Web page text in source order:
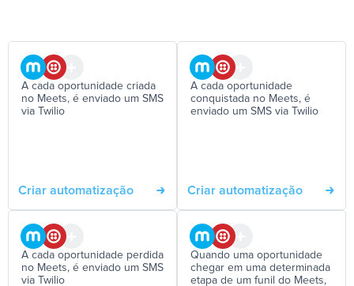
A cada oportunidade criada
no Meets, é enviado um SMS
via Twilio
Criar automatização
A cada oportunidade
conquistada no Meets, é
enviado um SMS via Twilio
Criar automatização
A cada oportunidade perdida
no Meets, é enviado um SMS
via Twilio
Quando uma oportunidade
chegar em uma determinada
etapa de um funil do Meets,